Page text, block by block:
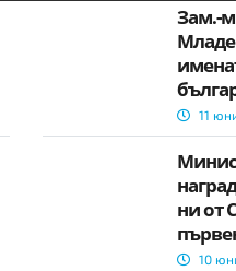
Зам.-
към
11
ни от
10